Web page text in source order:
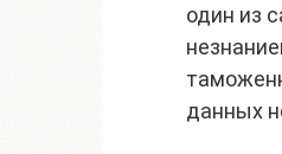
один из
данных